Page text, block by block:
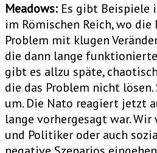
Meadows: Es gibt Beispiele
im Römischen Reich, wo
Problem mit klugen
die dann lange
gibt es allzu späte,
die das Problem nicht lösen.
um. Die Nato reagiert jetzt
lange vorhergesagt war. Wir
und Politiker oder auch